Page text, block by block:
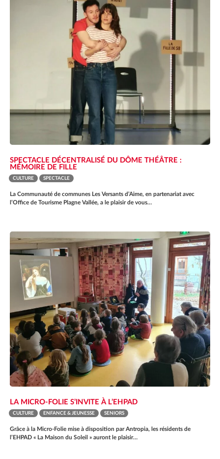
SPECTACLE DÉCENTRALISÉ DU DÔME THÉÂTRE :
MÉMOIRE DE FILLE
CULTURE SPECTACLE
La Communauté de communes Les Versants d’Aime, en partenariat avec
l’Office de Tourisme Plagne Vallée, a le plaisir de vous…
LA MICRO-FOLIE S’INVITE À L’EHPAD
CULTURE ENFANCE & JEUNESSE SENIORS
Grâce à la Micro-Folie mise à disposition par Antropia, les résidents de
l’EHPAD « La Maison du Soleil » auront le plaisir…